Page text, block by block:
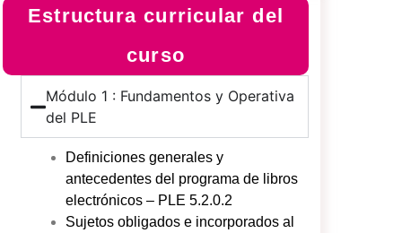
Estructura curricular del
curso
Módulo 1 : Fundamentos y Operativa
del PLE
Definiciones generales y
antecedentes del programa de libros
electrónicos – PLE 5.2.0.2
Sujetos obligados e incorporados al